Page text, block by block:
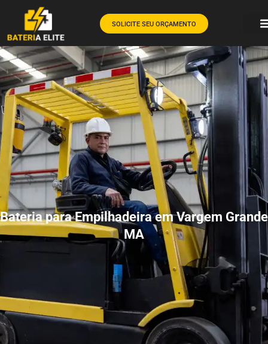
SOLICITE SEU ORÇAMENTO
Bateria para Empilhadeira em Vargem Grande
MA